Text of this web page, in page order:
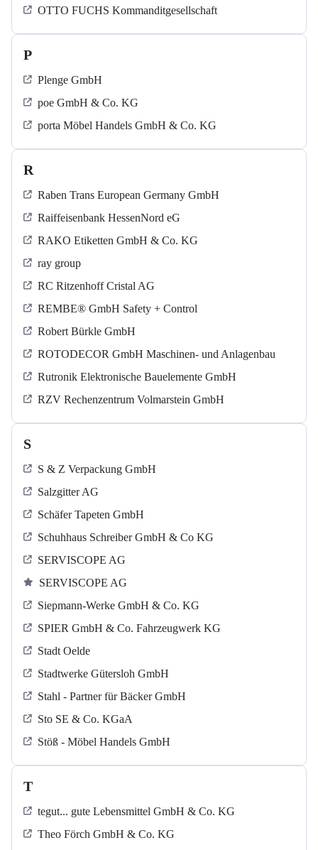
OTTO FUCHS Kommanditgesellschaft
P
Plenge GmbH
poe GmbH & Co. KG
porta Möbel Handels GmbH & Co. KG
R
Raben Trans European Germany GmbH
Raiffeisenbank HessenNord eG
RAKO Etiketten GmbH & Co. KG
ray group
RC Ritzenhoff Cristal AG
REMBE® GmbH Safety + Control
Robert Bürkle GmbH
ROTODECOR GmbH Maschinen- und Anlagenbau
Rutronik Elektronische Bauelemente GmbH
RZV Rechenzentrum Volmarstein GmbH
S
S & Z Verpackung GmbH
Salzgitter AG
Schäfer Tapeten GmbH
Schuhhaus Schreiber GmbH & Co KG
SERVISCOPE AG
SERVISCOPE AG
Siepmann-Werke GmbH & Co. KG
SPIER GmbH & Co. Fahrzeugwerk KG
Stadt Oelde
Stadtwerke Gütersloh GmbH
Stahl - Partner für Bäcker GmbH
Sto SE & Co. KGaA
Stöß - Möbel Handels GmbH
T
tegut... gute Lebensmittel GmbH & Co. KG
Theo Förch GmbH & Co. KG